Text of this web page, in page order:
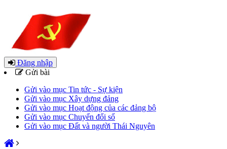
Đăng nhập
Gửi bài
Gửi vào mục Tin tức - Sự kiện
Gửi vào mục Xây dựng đảng
Gửi vào mục Hoạt động của các đảng bộ
Gửi vào mục Chuyển đổi số
Gửi vào mục Đất và người Thái Nguyên